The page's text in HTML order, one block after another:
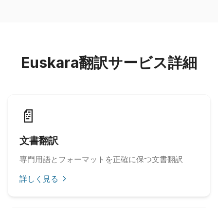
Euskara翻訳サービス詳細
📄
文書翻訳
専門用語とフォーマットを正確に保つ文書翻訳
詳しく見る